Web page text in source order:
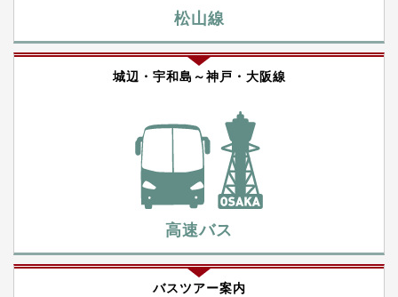
松山線
城辺・宇和島～神戸・大阪線
高速バス
バスツアー案内